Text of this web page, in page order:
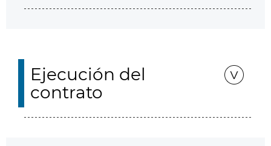
Ejecución del
contrato